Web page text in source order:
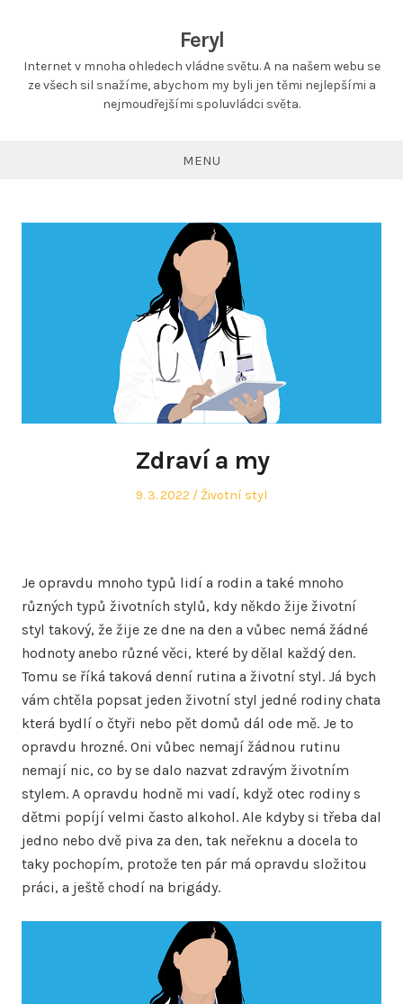
Feryl
Internet v mnoha ohledech vládne světu. A na našem webu se
ze všech sil snažíme, abychom my byli jen těmi nejlepšími a
nejmoudřejšími spoluvládci světa.
MENU
Zdraví a my
Posted
9. 3. 2022
Posted
Životní styl
Je opravdu mnoho typů lidí a rodin a také mnoho
různých typů životních stylů, kdy někdo žije životní
styl takový, že žije ze dne na den a vůbec nemá žádné
hodnoty anebo různé věci, které by dělal každý den.
Tomu se říká taková denní rutina a životní styl. Já bych
vám chtěla popsat jeden životní styl jedné rodiny chata
která bydlí o čtyři nebo pět domů dál ode mě. Je to
opravdu hrozné. Oni vůbec nemají žádnou rutinu
nemají nic, co by se dalo nazvat zdravým životním
stylem. A opravdu hodně mi vadí, když otec rodiny s
dětmi popíjí velmi často alkohol. Ale kdyby si třeba dal
jedno nebo dvě piva za den, tak neřeknu a docela to
taky pochopím, protože ten pár má opravdu složitou
práci, a ještě chodí na brigády.